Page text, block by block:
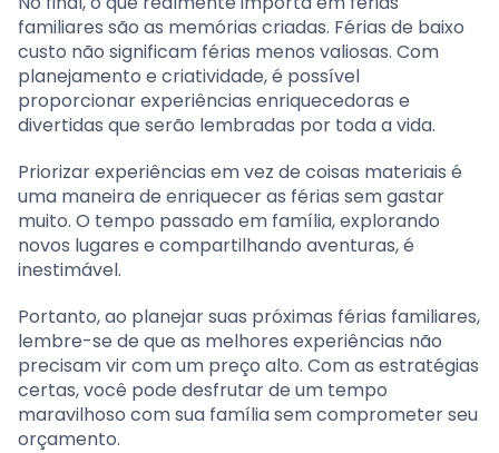
familiares são as memórias criadas. Férias de baixo
custo não significam férias menos valiosas. Com
planejamento e criatividade, é possível
proporcionar experiências enriquecedoras e
divertidas que serão lembradas por toda a vida.
Priorizar experiências em vez de coisas materiais é
uma maneira de enriquecer as férias sem gastar
muito. O tempo passado em família, explorando
novos lugares e compartilhando aventuras, é
inestimável.
Portanto, ao planejar suas próximas férias familiares,
lembre-se de que as melhores experiências não
precisam vir com um preço alto. Com as estratégias
certas, você pode desfrutar de um tempo
maravilhoso com sua família sem comprometer seu
orçamento.